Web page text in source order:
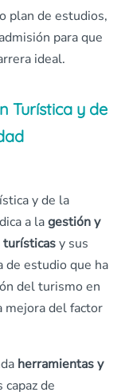
plan de estudios,
para que
ideal.
Turística y de
y de la
a lagestión y
turísticasy sus
de estudio que ha
del turismo en
mejora del factor
herramientas y
capaz de